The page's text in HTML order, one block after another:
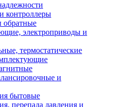
контроллеры
обратные
электроприводы и
термостатические
и
бытовые
перепада давления и